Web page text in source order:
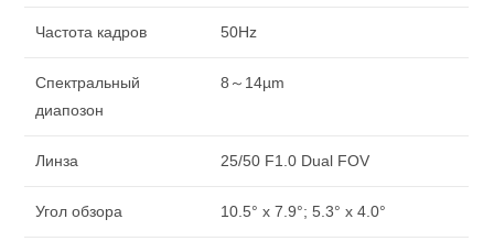
Частота кадров 50Hz
Спектральный
диапозон
8～14µm
Линза 25/50 F1.0 Dual FOV
Угол обзора 10.5° x 7.9°; 5.3° x 4.0°